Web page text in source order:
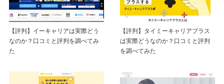
【評判】イーキャリアは実際どう
なのか？口コミと評判を調べてみ
た
【評判】タイミーキャリアプラス
は実際どうなのか？口コミと評判
を調べてみた